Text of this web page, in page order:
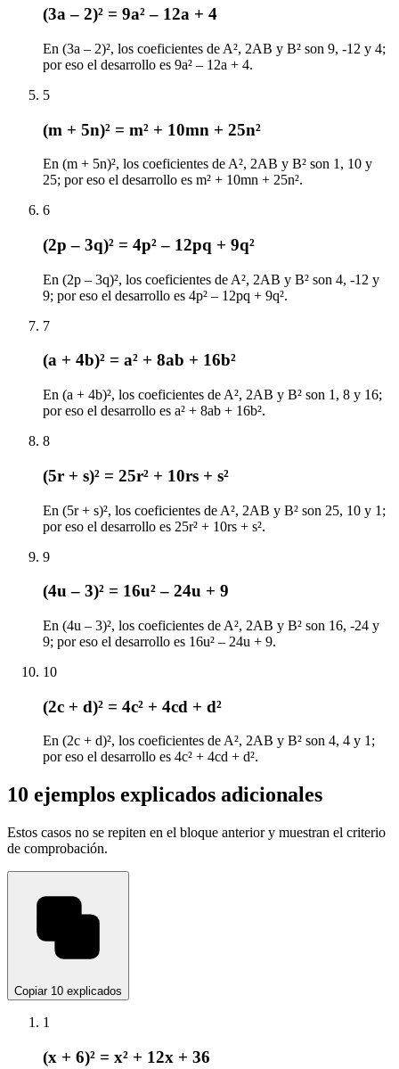
(3a – 2)² = 9a² – 12a + 4
En (3a – 2)², los coeficientes de A², 2AB y B² son 9, -12 y 4;
por eso el desarrollo es 9a² – 12a + 4.
5
(m + 5n)² = m² + 10mn + 25n²
En (m + 5n)², los coeficientes de A², 2AB y B² son 1, 10 y
25; por eso el desarrollo es m² + 10mn + 25n².
6
(2p – 3q)² = 4p² – 12pq + 9q²
En (2p – 3q)², los coeficientes de A², 2AB y B² son 4, -12 y
9; por eso el desarrollo es 4p² – 12pq + 9q².
7
(a + 4b)² = a² + 8ab + 16b²
En (a + 4b)², los coeficientes de A², 2AB y B² son 1, 8 y 16;
por eso el desarrollo es a² + 8ab + 16b².
8
(5r + s)² = 25r² + 10rs + s²
En (5r + s)², los coeficientes de A², 2AB y B² son 25, 10 y 1;
por eso el desarrollo es 25r² + 10rs + s².
9
(4u – 3)² = 16u² – 24u + 9
En (4u – 3)², los coeficientes de A², 2AB y B² son 16, -24 y
9; por eso el desarrollo es 16u² – 24u + 9.
10
(2c + d)² = 4c² + 4cd + d²
En (2c + d)², los coeficientes de A², 2AB y B² son 4, 4 y 1;
por eso el desarrollo es 4c² + 4cd + d².
10 ejemplos explicados adicionales
Estos casos no se repiten en el bloque anterior y muestran el criterio
de comprobación.
Copiar 10 explicados
1
(x + 6)² = x² + 12x + 36